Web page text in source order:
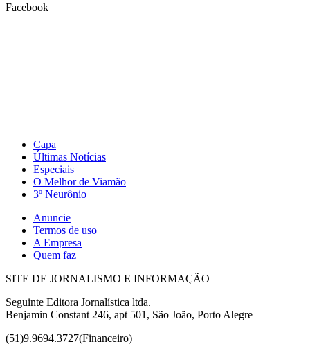
Facebook
Capa
Últimas Notícias
Especiais
O Melhor de Viamão
3º Neurônio
Anuncie
Termos de uso
A Empresa
Quem faz
SITE DE JORNALISMO E INFORMAÇÃO
Seguinte Editora Jornalística ltda.
Benjamin Constant 246, apt 501, São João, Porto Alegre
(51)9.9694.3727(Financeiro)